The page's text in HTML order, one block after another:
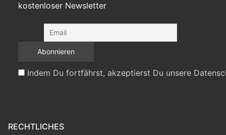
kostenloser Newsletter
Indem Du fortfährst, akzeptierst Du unsere
RECHTLICHES